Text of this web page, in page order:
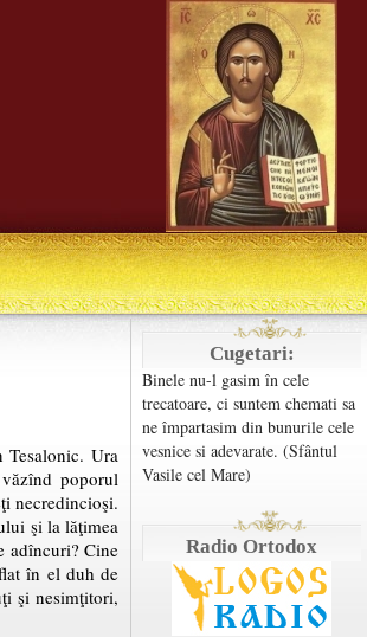
Cugetari:
Binele nu-l gasim în cele
trecatoare, ci suntem chemati sa
ne împartasim din bunurile cele
vesnice si adevarate. (Sfântul
Vasile cel Mare)
Radio Ortodox
Ura
poporul
necredincioşi.
şi la lăţimea
adîncuri? Cine
în el duh de
şi nesimţitori,